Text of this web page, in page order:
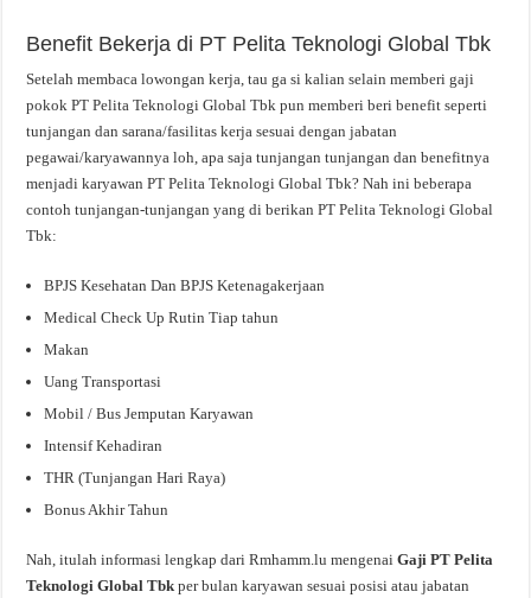
Benefit Bekerja di PT Pelita Teknologi Global Tbk
Setelah membaca lowongan kerja, tau ga si kalian selain memberi gaji
pokok PT Pelita Teknologi Global Tbk pun memberi beri benefit seperti
tunjangan dan sarana/fasilitas kerja sesuai dengan jabatan
pegawai/karyawannya loh, apa saja tunjangan tunjangan dan benefitnya
menjadi karyawan PT Pelita Teknologi Global Tbk? Nah ini beberapa
contoh tunjangan-tunjangan yang di berikan PT Pelita Teknologi Global
Tbk:
BPJS Kesehatan Dan BPJS Ketenagakerjaan
Medical Check Up Rutin Tiap tahun
Makan
Uang Transportasi
Mobil / Bus Jemputan Karyawan
Intensif Kehadiran
THR (Tunjangan Hari Raya)
Bonus Akhir Tahun
Nah, itulah informasi lengkap dari Rmhamm.lu mengenaiGaji PT Pelita
Teknologi Global Tbkper bulan karyawan sesuai posisi atau jabatan